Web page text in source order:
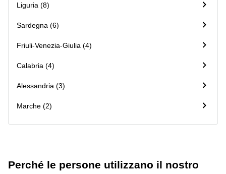
Liguria (8)
Sardegna (6)
Friuli-Venezia-Giulia (4)
Calabria (4)
Alessandria (3)
Marche (2)
Perché le persone utilizzano il nostro